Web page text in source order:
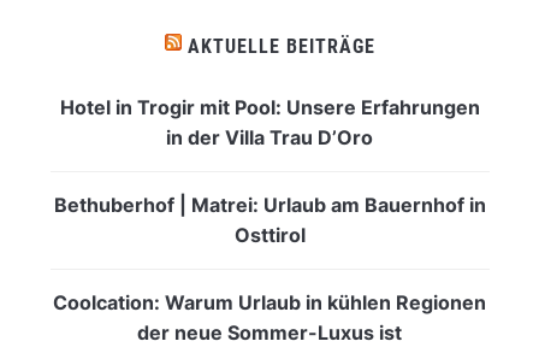
AKTUELLE BEITRÄGE
Hotel in Trogir mit Pool: Unsere Erfahrungen
in der Villa Trau D’Oro
Bethuberhof | Matrei: Urlaub am Bauernhof in
Osttirol
Coolcation: Warum Urlaub in kühlen Regionen
der neue Sommer-Luxus ist